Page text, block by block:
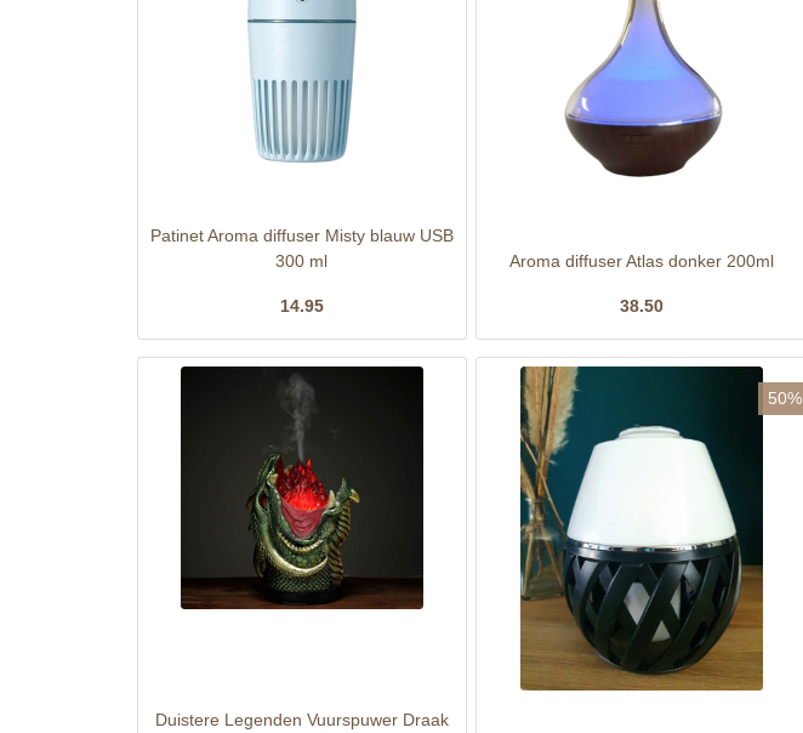
Patinet Aroma diffuser Misty blauw USB
300 ml
14.95
Aroma diffuser Atlas donker 200ml
38.50
Duistere Legenden Vuurspuwer Draak
50%